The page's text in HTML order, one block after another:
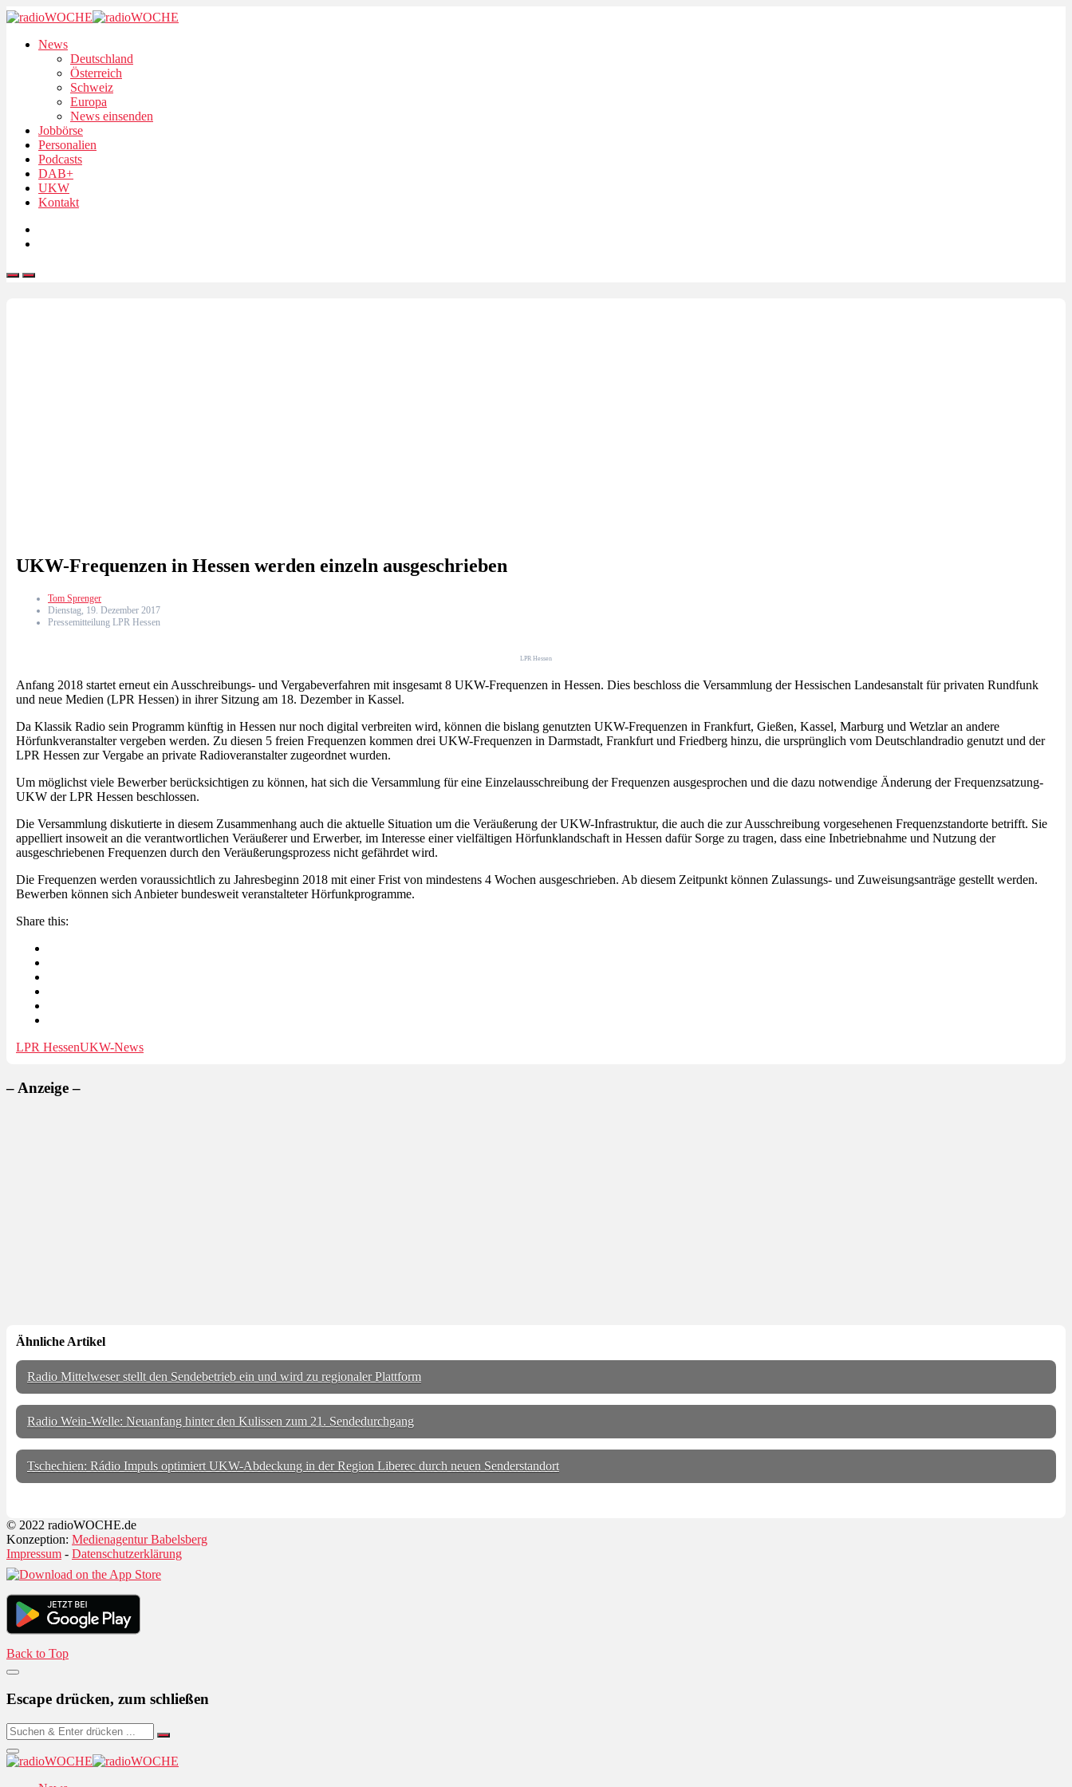
News
Deutschland
Österreich
Schweiz
Europa
News einsenden
Jobbörse
Personalien
Podcasts
DAB+
UKW
Kontakt
UKW-Frequenzen in Hessen werden einzeln ausgeschrieben
Tom Sprenger
Dienstag, 19. Dezember 2017
Pressemitteilung LPR Hessen
LPR Hessen
Anfang 2018 startet erneut ein Ausschreibungs- und Vergabeverfahren mit insgesamt 8 UKW-Frequenzen in Hessen. Dies beschloss die Versammlung der Hessischen Landesanstalt für privaten Rundfunk
und neue Medien (LPR Hessen) in ihrer Sitzung am 18. Dezember in Kassel.
Da Klassik Radio sein Programm künftig in Hessen nur noch digital verbreiten wird, können die bislang genutzten UKW-Frequenzen in Frankfurt, Gießen, Kassel, Marburg und Wetzlar an andere
Hörfunkveranstalter vergeben werden. Zu diesen 5 freien Frequenzen kommen drei UKW-Frequenzen in Darmstadt, Frankfurt und Friedberg hinzu, die ursprünglich vom Deutschlandradio genutzt und der
LPR Hessen zur Vergabe an private Radioveranstalter zugeordnet wurden.
Um möglichst viele Bewerber berücksichtigen zu können, hat sich die Versammlung für eine Einzelausschreibung der Frequenzen ausgesprochen und die dazu notwendige Änderung der Frequenzsatzung-
UKW der LPR Hessen beschlossen.
Die Versammlung diskutierte in diesem Zusammenhang auch die aktuelle Situation um die Veräußerung der UKW-Infrastruktur, die auch die zur Ausschreibung vorgesehenen Frequenzstandorte betrifft. Sie
appelliert insoweit an die verantwortlichen Veräußerer und Erwerber, im Interesse einer vielfältigen Hörfunklandschaft in Hessen dafür Sorge zu tragen, dass eine Inbetriebnahme und Nutzung der
ausgeschriebenen Frequenzen durch den Veräußerungsprozess nicht gefährdet wird.
Die Frequenzen werden voraussichtlich zu Jahresbeginn 2018 mit einer Frist von mindestens 4 Wochen ausgeschrieben. Ab diesem Zeitpunkt können Zulassungs- und Zuweisungsanträge gestellt werden.
Bewerben können sich Anbieter bundesweit veranstalteter Hörfunkprogramme.
Share this:
LPR HessenUKW-News
– Anzeige –
Ähnliche Artikel
Radio Mittelweser stellt den Sendebetrieb ein und wird zu regionaler Plattform
Radio Wein-Welle: Neuanfang hinter den Kulissen zum 21. Sendedurchgang
Tschechien: Rádio Impuls optimiert UKW-Abdeckung in der Region Liberec durch neuen Senderstandort
© 2022 radioWOCHE.de
Konzeption: Medienagentur Babelsberg
Impressum - Datenschutzerklärung
Back to Top
Escape drücken, zum schließen